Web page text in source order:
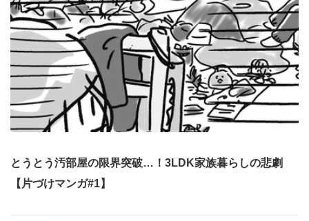
とうとう汚部屋の限界突破…！3LDK家族暮らしの悲劇
【片づけマンガ#1】